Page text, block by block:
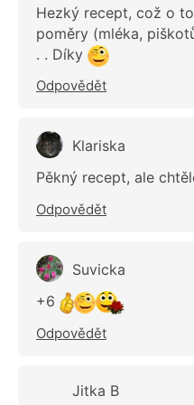
Hezký recept, což o
poměry (mléka,
. . Díky
Odpovědět
Klariska
Pěkný recept, ale
Odpovědět
Suvicka
+6
Odpovědět
Jitka B